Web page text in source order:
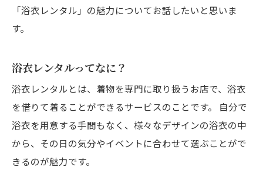
「浴衣レンタル」の魅力についてお話したいと思いま
す。
浴衣レンタルってなに？
浴衣レンタルとは、着物を専門に取り扱うお店で、浴衣
を借りて着ることができるサービスのことです。 自分で
浴衣を用意する手間もなく、様々なデザインの浴衣の中
から、その日の気分やイベントに合わせて選ぶことがで
きるのが魅力です。